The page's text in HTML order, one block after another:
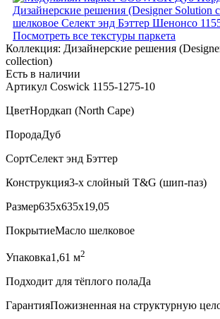
Посмотреть все текстуры паркета
Коллекция: Дизайнерские решения
collection)
Есть в наличии
Артикул Coswick 1155-1275-10
ЦветНордкап (North Cape)
ПородаДуб
СортСелект энд Бэттер
Конструкция3-х слойный T&G (шип-паз)
Размер635x635x19,05
ПокрытиеМасло шелковое
Упаковка1,61 м2
Подходит для тёплого полаДа
ГарантияПожизненная на структурную